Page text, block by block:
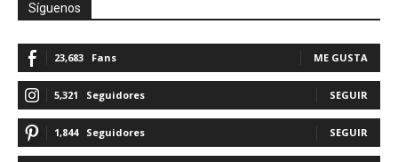
Síguenos
23,683 Fans ME GUSTA
5,321 Seguidores SEGUIR
1,844 Seguidores SEGUIR